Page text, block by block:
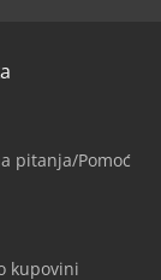
pitanja/Pomoć
kupovini